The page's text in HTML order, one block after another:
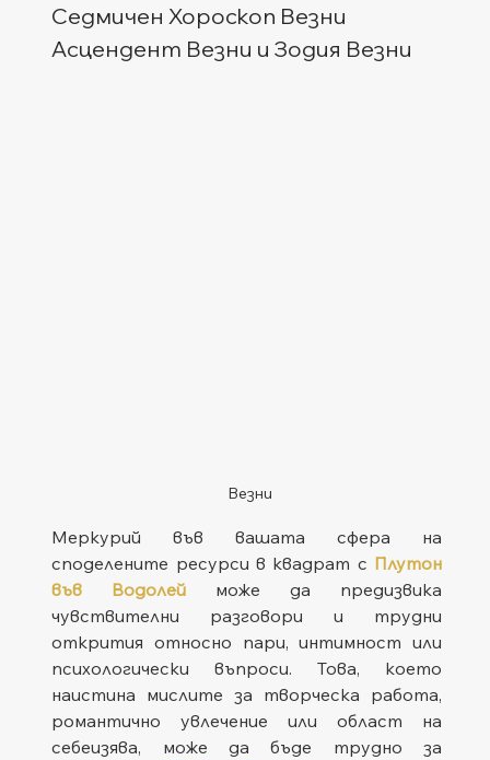
Седмичен Хороскоп Везни
Асцендент Везни и Зодия Везни
Везни
Меркурий във вашата сфера на
споделените ресурси в квадрат с Плутон
във Водолей може да предизвика
чувствителни разговори и трудни
открития относно пари, интимност или
психологически въпроси. Това, което
наистина мислите за творческа работа,
романтично увлечение или област на
себеизява, може да бъде трудно за